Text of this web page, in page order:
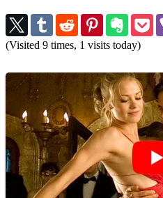
(Visited 9 times, 1 visits today)